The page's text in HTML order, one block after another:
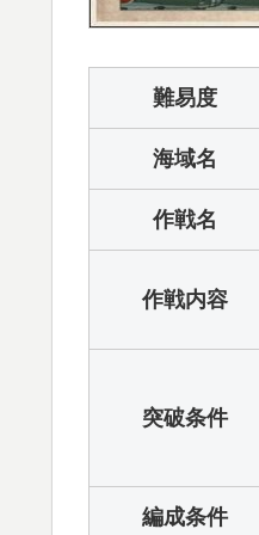
難易度
海域名
作戦名
作戦内容
突破条件
編成条件